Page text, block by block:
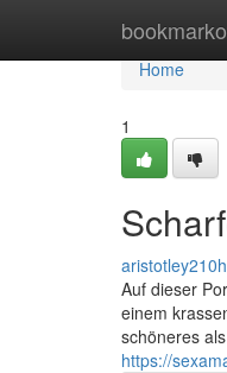
Home
Home
1
Auf dieser
einem
schöneres
https://